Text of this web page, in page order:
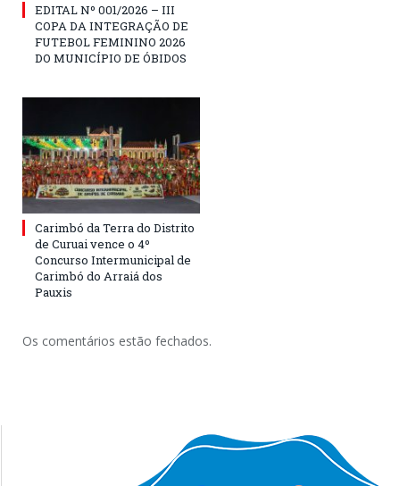
EDITAL Nº 001/2026 – III
COPA DA INTEGRAÇÃO DE
FUTEBOL FEMININO 2026
DO MUNICÍPIO DE ÓBIDOS
Carimbó da Terra do Distrito
de Curuai vence o 4º
Concurso Intermunicipal de
Carimbó do Arraiá dos
Pauxis
Os comentários estão fechados.